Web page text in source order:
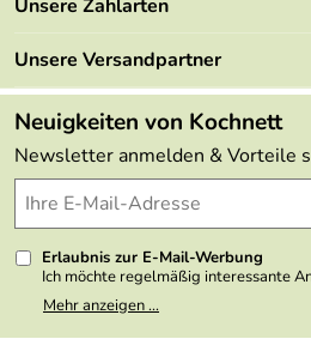
Retourenportal
Lieferbedingungen
Kundenlogin
Neu
Kundenbewertungen (48.985)
4,9/5*****
Unsere Zahlarten
Unsere Versandpartner
Neuigkeiten von Kochnett
Newsletter anmelden & Vorteile
Erlaubnis zur E-Mail-Werbung
Ich möchte regelmäßig interessante
Meine E-Mail-Adresse wird nicht an
weitergegeben. Zu statistischen
Mehr anzeigen ...